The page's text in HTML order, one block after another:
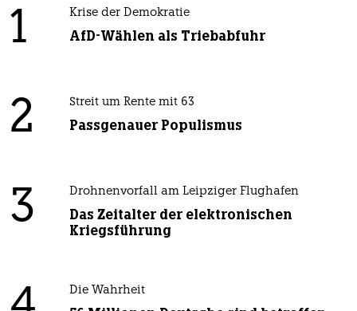
1 Krise der Demokratie
AfD-Wählen als Triebabfuhr
2 Streit um Rente mit 63
Passgenauer Populismus
3 Drohnenvorfall am Leipziger Flughafen
Das Zeitalter der elektronischen
Kriegsführung
Die Wahrheit